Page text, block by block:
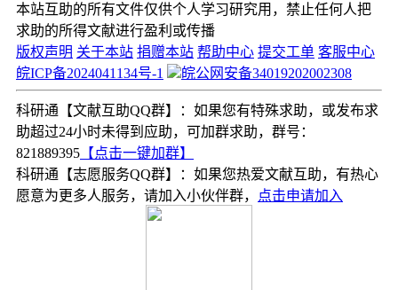
本站互助的所有文件仅供个人学习研究用，禁止任何人把
求助的所得文献进行盈利或传播
版权声明 关于本站 捐赠本站 帮助中心 提交工单 客服中心
皖ICP备2024041134号-1
皖公网安备34019202002308
科研通【文献互助QQ群】：如果您有特殊求助，或发布求
助超过24小时未得到应助，可加群求助，群号：
821889395 【点击一键加群】
科研通【志愿服务QQ群】：如果您热爱文献互助，有热心
愿意为更多人服务，请加入小伙伴群，
点击申请加入